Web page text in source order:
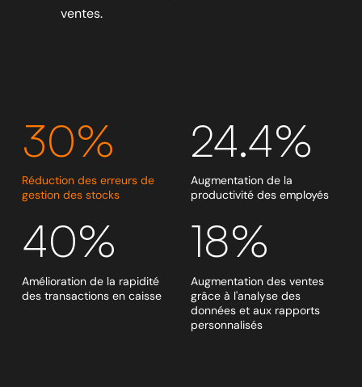
ventes.
30%
Réduction des erreurs de
gestion des stocks
24.4%
Augmentation de la
productivité des employés
40%
Amélioration de la rapidité
des transactions en caisse
18%
Augmentation des ventes
grâce à l'analyse des
données et aux rapports
personnalisés